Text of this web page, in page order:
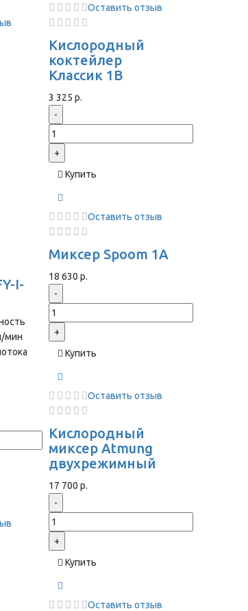
Оставить отзыв
Кислородный
коктейлер
Классик 1В
3 325 р.
-
+
Купить
Оставить отзыв
I-
мин
Миксер Spoom 1A
18 630 р.
-
+
Купить
Оставить отзыв
Кислородный
миксер Atmung
двухрежимный
17 700 р.
-
+
Купить
Оставить отзыв